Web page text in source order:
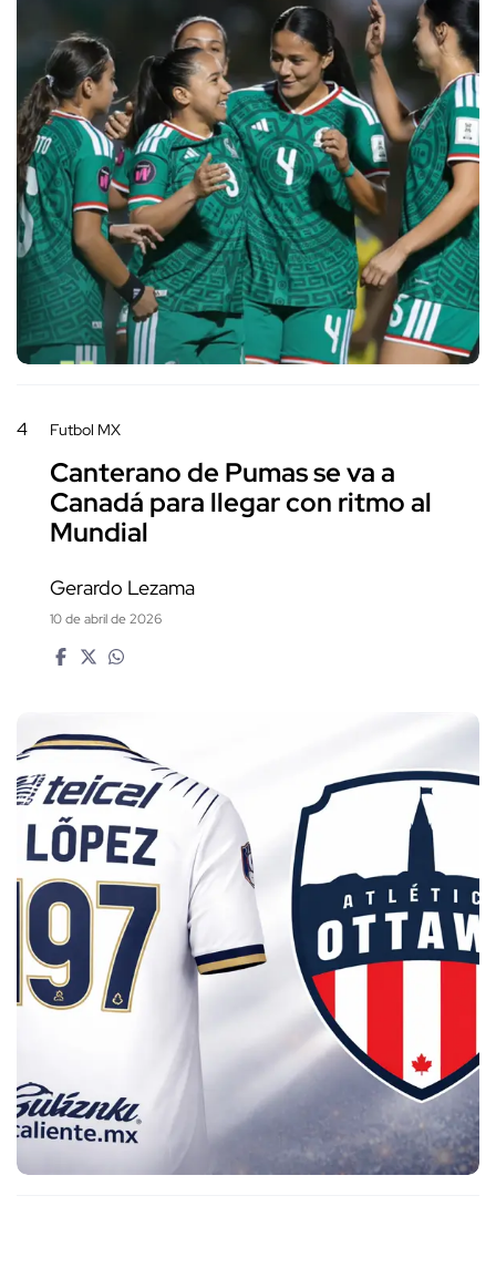
4 Futbol MX
Canterano de Pumas se va a
Canadá para llegar con ritmo al
Mundial
Gerardo Lezama
10 de abril de 2026